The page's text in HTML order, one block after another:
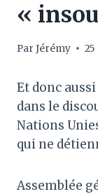
«
Par Jérémy
Et donc
dans le
Nations
qui ne
Assemblée